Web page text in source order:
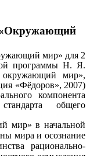
«Окружающий
мир» для 2
программы Н. Я.
мир»,
«Фёдоров», 2007)
компонента
стандарта общего
мир» в начальной
мира и осознание
рационально-